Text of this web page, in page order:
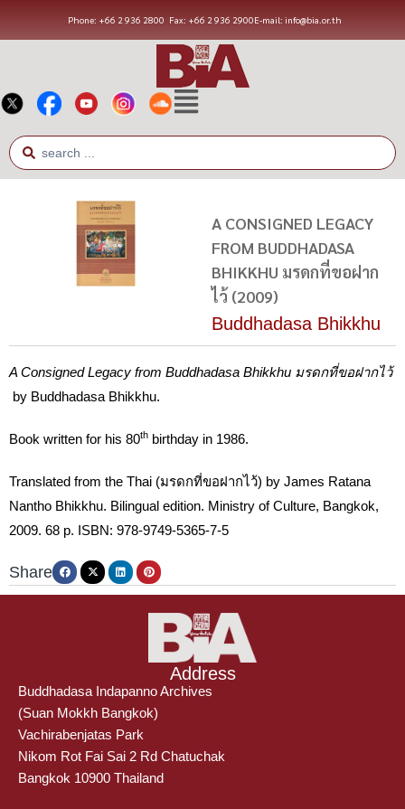
Phone: +66 2 936 2800 Fax: +66 2 936 2900E-mail: info@bia.or.th
A CONSIGNED LEGACY
FROM BUDDHADASA
BHIKKHU มรดกที่ขอฝาก
ไว้ (2009)
Buddhadasa Bhikkhu
A Consigned Legacy from Buddhadasa Bhikkhu มรดกที่ขอฝากไว้
by Buddhadasa Bhikkhu.
Book written for his 80th birthday in 1986.
Translated from the Thai (มรดกที่ขอฝากไว้) by James Ratana
Nantho Bhikkhu. Bilingual edition. Ministry of Culture, Bangkok,
2009. 68 p. ISBN: 978-9749-5365-7-5
Share
Address
Buddhadasa Indapanno Archives
(Suan Mokkh Bangkok)
Vachirabenjatas Park
Nikom Rot Fai Sai 2 Rd Chatuchak
Bangkok 10900 Thailand